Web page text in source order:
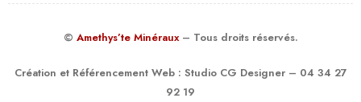
© Amethys’te Minéraux – Tous droits réservés.
Création et Référencement Web : Studio CG Designer– 04 34 27
92 19